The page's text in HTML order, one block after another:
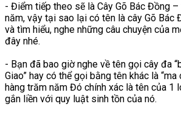
- Điểm tiếp theo sẽ là Cây Gõ Bác Đồng
năm, vậy tại sao lại có tên là cây Gõ Bác
và tìm hiểu, nghe những câu chuyện của
đây nhé.
- Bạn đã bao giờ nghe về tên gọi cây đa
Giao” hay có thể gọi bằng tên khác là
hàng trăm năm Đó chính xác là tên của 1
gắn liền với quy luật sinh tồn của nó.